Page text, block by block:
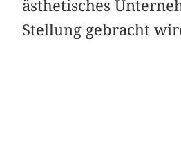
ästhetisches
Stellung gebracht